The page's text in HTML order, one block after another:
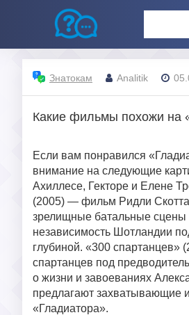
Знатокам Analitik
Какие фильмы похожи на
Если вам понравился
внимание на следующие
Ахиллесе, Гекторе и Елене
(2005) — фильм Ридли
зрелищные батальные сцены
независимость Шотландии
глубиной. «300
спартанцев под
о жизни и завоеваниях
предлагают захватывающие
«Гладиатора».